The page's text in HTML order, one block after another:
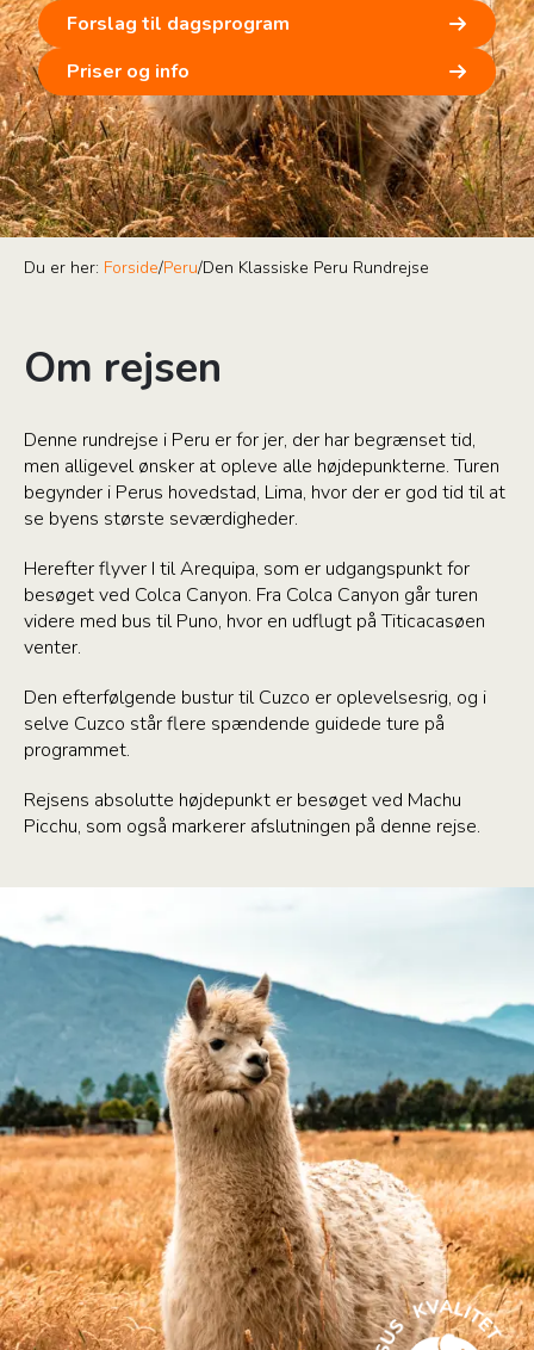
Forslag til dagsprogram
Priser og info
Du er her: Forside/Peru/Den Klassiske Peru Rundrejse
Om rejsen
Denne rundrejse i Peru er for jer, der har begrænset tid,
men alligevel ønsker at opleve alle højdepunkterne. Turen
begynder i Perus hovedstad, Lima, hvor der er god tid til at
se byens største seværdigheder.
Herefter flyver I til Arequipa, som er udgangspunkt for
besøget ved Colca Canyon. Fra Colca Canyon går turen
videre med bus til Puno, hvor en udflugt på Titicacasøen
venter.
Den efterfølgende bustur til Cuzco er oplevelsesrig, og i
selve Cuzco står flere spændende guidede ture på
programmet.
Rejsens absolutte højdepunkt er besøget ved Machu
Picchu, som også markerer afslutningen på denne rejse.